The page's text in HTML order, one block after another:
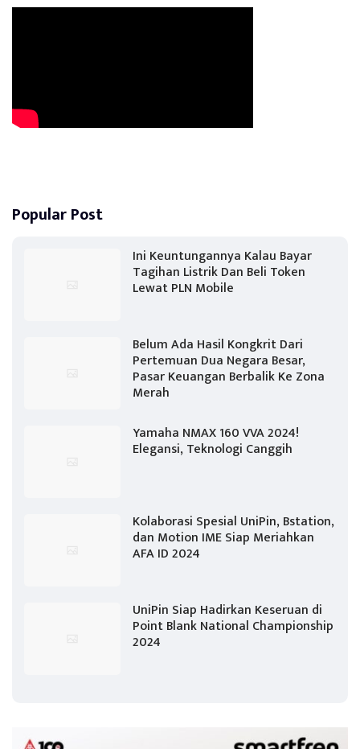
Popular Post
Ini Keuntungannya Kalau Bayar
Tagihan Listrik Dan Beli Token
Lewat PLN Mobile
Belum Ada Hasil Kongkrit Dari
Pertemuan Dua Negara Besar,
Pasar Keuangan Berbalik Ke Zona
Merah
Yamaha NMAX 160 VVA 2024!
Elegansi, Teknologi Canggih
Kolaborasi Spesial UniPin, Bstation,
dan Motion IME Siap Meriahkan
AFA ID 2024
UniPin Siap Hadirkan Keseruan di
Point Blank National Championship
2024